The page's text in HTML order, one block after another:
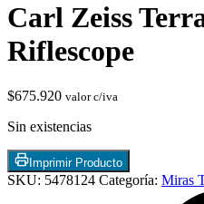
Termostatos y Valvulas
Carl Zeiss
Riflescope
$675.920 valor c/iva
Sin existencias
Imprimir Producto
SKU: 5478124 Categoría: Miras